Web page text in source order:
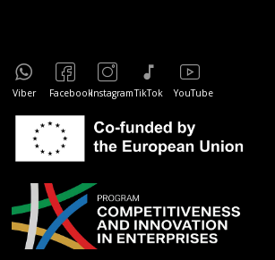
Viber FacebookInstagramTikTok YouTube